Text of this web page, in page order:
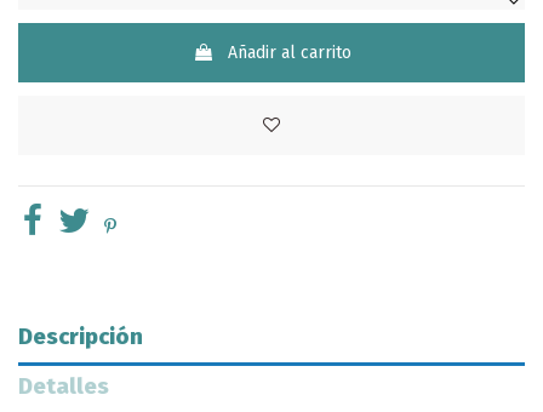
Añadir al carrito
Descripción
Detalles